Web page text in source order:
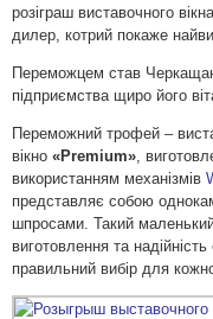
розіграш виставочного
дилер, котрий покаже
Переможцем став
підприємства щиро його
Переможний трофей –
вікно «Premium»,
використанням механізмів
представляє собою
шпросами. Такий маленький
виготовлення та
правильний вибір для